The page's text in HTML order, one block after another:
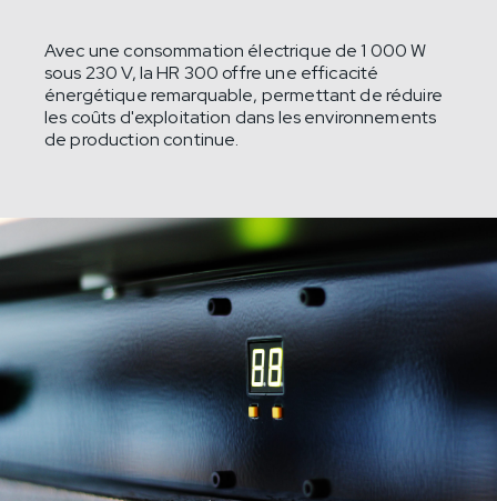
Avec une consommation électrique de 1 000 W
sous 230 V, la HR 300 offre une efficacité
énergétique remarquable, permettant de réduire
les coûts d'exploitation dans les environnements
de production continue.